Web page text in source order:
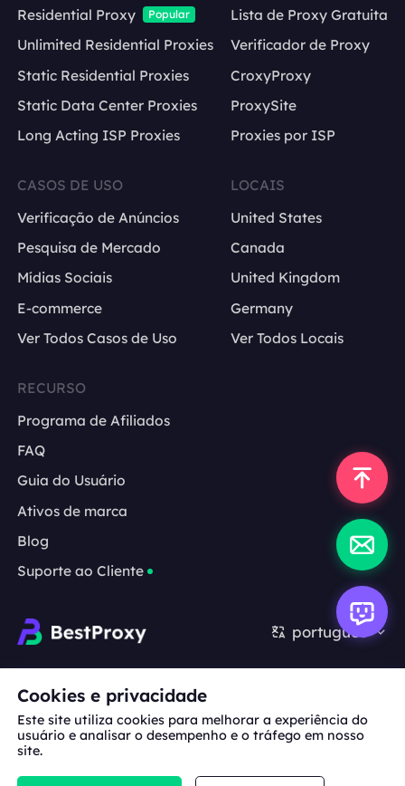
Residential Proxy
Popular
Unlimited Residential Proxies
Static Residential Proxies
Static Data Center Proxies
Long Acting ISP Proxies
Lista de Proxy Gratuita
Verificador de Proxy
CroxyProxy
ProxySite
Proxies por ISP
CASOS DE USO
Verificação de Anúncios
Pesquisa de Mercado
Mídias Sociais
E-commerce
Ver Todos Casos de Uso
LOCAIS
United States
Canada
United Kingdom
Germany
Ver Todos Locais
RECURSO
Programa de Afiliados
FAQ
Guia do Usuário
Ativos de marca
Blog
Suporte ao Cliente
português
Cooperação:michael.wang@bestproxy.com
Sobre
nós
marca
Serviço
Privacidade
Cookies e privacidade
Este site utiliza cookies para melhorar a experiência do
usuário e analisar o desempenho e o tráfego em nosso
site.